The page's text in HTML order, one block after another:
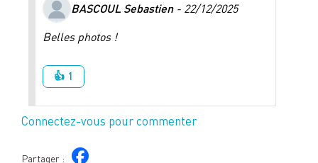
BASCOUL Sebastien- 22/12/2025
Belles photos !
👍 1
Connectez-vous pour commenter
Partager :